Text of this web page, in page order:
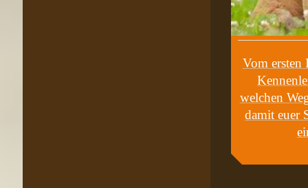
Vom ersten
welchen
damit euer